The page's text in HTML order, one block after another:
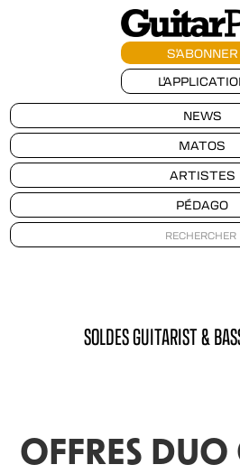
S'ABONNER
NEWS
MATOS
ARTISTES
PÉDAGO
SOLDES GUITARIST &
OFFRES